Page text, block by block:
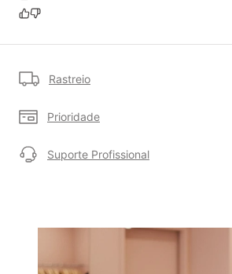
Rastreio
Prioridade
Suporte Profissional